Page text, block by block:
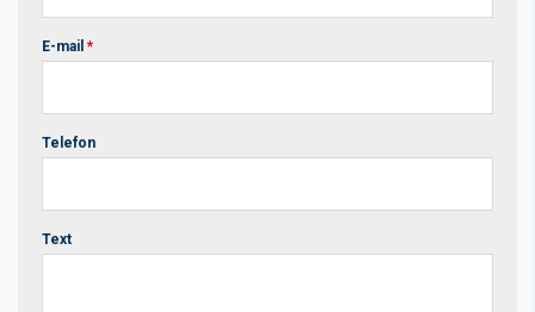
E-mail *
Telefon
Text